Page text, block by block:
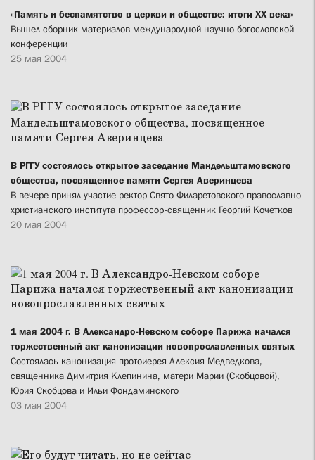
«Память и беспамятство в церкви и обществе: итоги ХХ века»
Вышел сборник материалов международной научно-богословской
конференции
25 мая 2004
В РГГУ состоялось открытое заседание Мандельштамовского
общества, посвященное памяти Сергея Аверинцева
В вечере принял участие ректор Свято-Филаретовского православно-
христианского института профессор-священник Георгий Кочетков
20 мая 2004
1 мая 2004 г. В Александро-Невском соборе Парижа начался
торжественный акт канонизации новопрославленных святых
Состоялась канонизация протоиерея Алексия Медведкова,
священника Димитрия Клепинина, матери Марии (Скобцовой),
Юрия Скобцова и Ильи Фондаминского
03 мая 2004